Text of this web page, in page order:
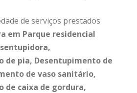
de serviços prestados
em Parque residencial
de pia, Desentupimento de
de vaso sanitário,
de caixa de gordura,